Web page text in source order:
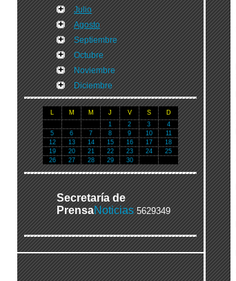
Julio
Agosto
Septiembre
Octubre
Noviembre
Diciembre
L M M J V S
D
1
2 3
4
5
6 7 8 9 10
11
12
13 14 15 16 17
18
19
20 21 22 23 24
25
26
27 28 29 30
Secretaría de
PrensaNoticias 5629349